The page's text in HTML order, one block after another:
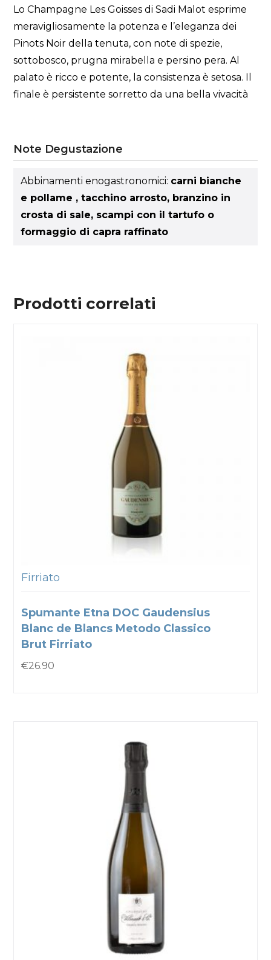
Lo Champagne Les Goisses di Sadi Malot esprime
meravigliosamente la potenza e l’eleganza dei
Pinots Noir della tenuta, con note di spezie,
sottobosco, prugna mirabella e persino pera. Al
palato è ricco e potente, la consistenza è setosa. Il
finale è persistente sorretto da una bella vivacità
Note Degustazione
Abbinamenti enogastronomici: carni bianche
e pollame , tacchino arrosto, branzino in
crosta di sale, scampi con il tartufo o
formaggio di capra raffinato
Prodotti correlati
Firriato
Spumante Etna DOC Gaudensius
Blanc de Blancs Metodo Classico
Brut Firriato
€26.90